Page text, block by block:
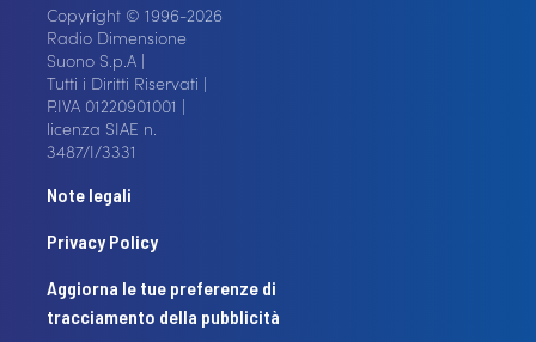
Copyright © 1996-2026
Radio Dimensione
Suono S.p.A |
Tutti i Diritti Riservati |
P.IVA 01220901001 |
licenza SIAE n.
3487/I/3331
Note legali
Privacy Policy
Aggiorna le tue preferenze di
tracciamento della pubblicità